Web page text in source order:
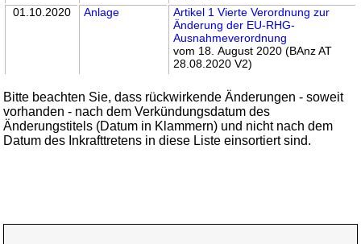
01.10.2020
Anlage
Artikel 1 Vierte Verordnung zur
Änderung der EU-RHG-
Ausnahmeverordnung
vom 18. August 2020 (BAnz AT
28.08.2020 V2)
Bitte beachten Sie, dass rückwirkende Änderungen - soweit
vorhanden - nach dem Verkündungsdatum des
Änderungstitels (Datum in Klammern) und nicht nach dem
Datum des Inkrafttretens in diese Liste einsortiert sind.